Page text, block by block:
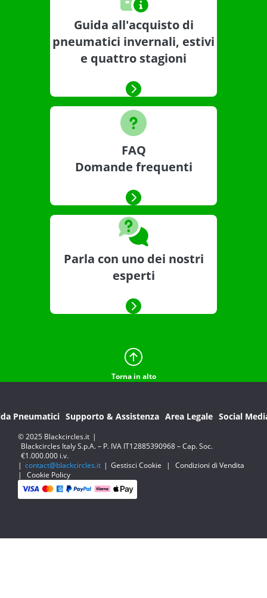
Guida all'acquisto di
pneumatici invernali, estivi
e quattro stagioni
FAQ
Domande frequenti
Parla con uno dei nostri
esperti
Torna in alto
Pneumatici Supporto & Assistenza Area Legale Social
© 2025 Blackcircles.it |
Blackcircles Italy S.p.A. – P. IVA IT12885390968 – Cap. Soc.
€1.000.000 i.v.
| contact@blackcircles.it | Gestisci Cookie |
Condizioni di Vendita
|
Cookie Policy